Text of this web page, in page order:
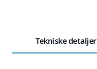
Tekniske detaljer